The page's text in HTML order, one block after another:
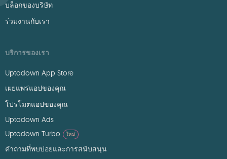
บล็อกของบริษัท
ร่วมงานกับเรา
บริการของเรา
Uptodown App Store
เผยแพร่แอปของคุณ
โปรโมตแอปของคุณ
Uptodown Ads
Uptodown Turbo
ใหม่
คำถามที่พบบ่อยและการสนับสนุน